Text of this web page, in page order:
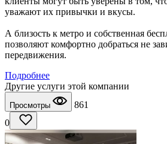
уважают их привычки и вкусы.
А близость к метро и собственная
позволяют комфортно добраться не
передвижения.
Подробнее
Другие услуги этой компании
Просмотры
861
0